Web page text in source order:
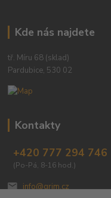
Kde nás najdete
tř. Míru 68 (sklad)
Pardubice, 530 02
Kontakty
+420 777 294 746
(Po-Pá, 8-16 hod.)
info@grim.cz